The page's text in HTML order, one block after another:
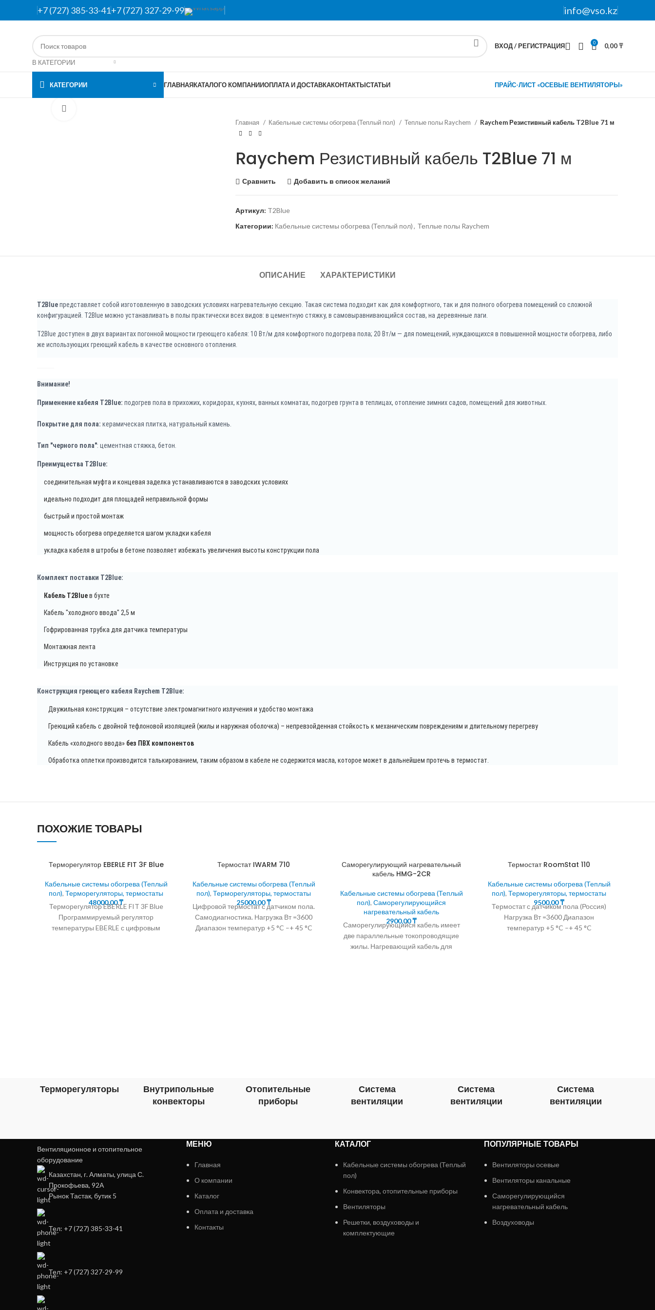
+7 (727) 385-33-41+7 (727) 327-29-99 info@vso.kz
В КАТЕГОРИИ
ВХОД / РЕГИСТРАЦИЯ 0 0,00₸
КАТЕГОРИИ ГЛАВНАЯКАТАЛОГО КОМПАНИИОПЛАТА И ДОСТАВКАКОНТАКТЫСТАТЬИ ПРАЙС-ЛИСТ «ОСЕВЫЕ ВЕНТИЛЯТОРЫ»
Главная
Кабельные системы обогрева (Теплый пол) Теплые полы Raychem Raychem Резистивный кабель T2Blue 71 м
Raychem Резистивный кабель T2Blue 71 м
Сравнить Добавить в список желаний
Артикул: T2Blue
Категории: Кабельные системы обогрева (Теплый пол), Теплые полы Raychem
ОПИСАНИЕ ХАРАКТЕРИСТИКИ
T2Blueпредставляет собой изготовленную в заводских условиях нагревательную секцию. Такая система подходит как для комфортного, так и для полного обогрева помещений со сложной
конфигурацией. Т2Blue можно устанавливать в полы практически всех видов: в цементную стяжку, в самовыравнивающийся состав, на деревянные лаги.
T2Blue доступен в двух вариантах погонной мощности греющего кабеля: 10 Вт/м для комфортного подогрева пола; 20 Вт/м — для помещений, нуждающихся в повышенной мощности обогрева, либо
же использующих греющий кабель в качестве основного отопления.
Внимание!
Применение кабеля T2Blue: подогрев пола в прихожих, коридорах, кухнях, ванных комнатах, подогрев грунта в теплицах, отопление зимних садов, помещений для животных.
Покрытие для пола: керамическая плитка, натуральный камень.
Тип "черного пола": цементная стяжка, бетон.
Преимущества T2Blue:
соединительная муфта и концевая заделка устанавливаются в заводских условиях
идеально подходит для площадей неправильной формы
быстрый и простой монтаж
мощность обогрева определяется шагом укладки кабеля
укладка кабеля в штробы в бетоне позволяет избежать увеличения высоты конструкции пола
Комплект поставки T2Blue:
Кабель T2Blueв бухте
Кабель "холодного ввода" 2,5 м
Гофрированная трубка для датчика температуры
Монтажная лента
Инструкция по установке
Конструкция греющего кабеля Raychem T2Blue:
Двужильная конструкция – отсутствие электромагнитного излучения и удобство монтажа
Греющий кабель с двойной тефлоновой изоляцией (жилы и наружная оболочка) – непревзойденная стойкость к механическим повреждениям и длительному перегреву
Кабель «холодного ввода» без ПВХ компонентов
Обработка оплетки производится талькированием, таким образом в кабеле не содержится масла, которое может в дальнейшем протечь в термостат.
ПОХОЖИЕ ТОВАРЫ
Терморегулятор EBERLE FIT 3F Blue
Кабельные системы обогрева (Теплый
пол), Терморегуляторы, термостаты
48000,00₸
Терморегулятор EBERLE FIT 3F Blue
Программируемый регулятор
температуры EBERLE с цифровым
Термостат IWARM 710
Кабельные системы обогрева (Теплый
пол), Терморегуляторы, термостаты
25000,00₸
Цифровой термостат с датчиком пола.
Самодиагностика. Нагрузка Вт =3600
Диапазон температур +5 °C –+ 45 °C
Саморегулирующий нагревательный
кабель HMG-2CR
Кабельные системы обогрева (Теплый
пол), Саморегулирующийся
нагревательный кабель
2900,00₸
Саморегулирующийся кабель имеет
две параллельные токопроводящие
жилы. Нагревающий кабель для
Термостат RoomStat 110
Кабельные системы обогрева (Теплый
пол), Терморегуляторы, термостаты
9500,00₸
Термостат с датчиком пола (Россия)
Нагрузка Вт =3600 Диапазон
температур +5 °C –+ 45 °C
Терморегуляторы
Внутрипольные
конвекторы
Отопительные
приборы
Система
вентиляции
Система
вентиляции
Система
вентиляции
Вентиляционное и отопительное
оборудование
Казахстан, г. Алматы, улица С.
Прокофьева, 92А
Рынок Тастак, бутик 5
Тел: +7 (727) 385-33-41
Тел: +7 (727) 327-29-99
МЕНЮ
Главная
О компании
Каталог
Оплата и доставка
Контакты
КАТАЛОГ
Кабельные системы обогрева (Теплый
пол)
Конвектора, отопительные приборы
Вентиляторы
Решетки, воздуховоды и
комплектующие
ПОПУЛЯРНЫЕ ТОВАРЫ
Вентиляторы осевые
Вентиляторы канальные
Саморегулирующийся
нагревательный кабель
Воздуховоды